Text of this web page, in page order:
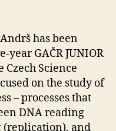
has been
GAČR JUNIOR
Czech Science
on the study of
– processes that
DNA reading
(replication), and